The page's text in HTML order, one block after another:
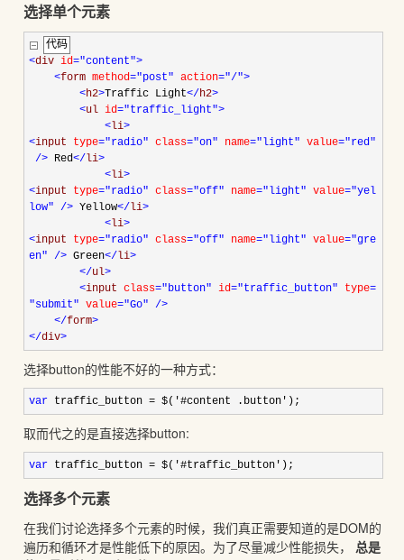
选择单个元素
代码
<divid="content">
<formmethod="post" action="/">
<h2>Traffic Light</h2>
<ulid="traffic_light">
<li>
<input type="radio" class="on" name="light" value="red"
/> Red</ li>
<li>
<input type="radio" class="off" name="light" value="yel
low" /> Yellow</ li>
<li>
<input type="radio" class="off" name="light" value="gre
en" /> Green</ li>
</ul>
<inputclass="button" id="traffic_button" type=
"submit" value="Go" />
</form>
</div>
选择button的性能不好的一种方式：
var traffic_button= $( '#content .button ' );
取而代之的是直接选择button:
var traffic_button= $( '#traffic_button ' );
选择多个元素
在我们讨论选择多个元素的时候，我们真正需要知道的是DOM的
遍历和循环才是性能低下的原因。为了尽量减少性能损失， 总是